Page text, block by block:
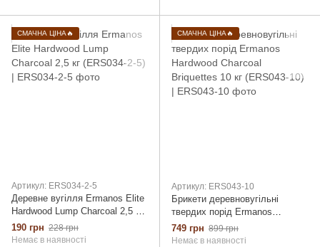
СМАЧНА ЦІНА🔥
Артикул: ERS034-2-5
Деревне вугілля Ermanos Elite
Hardwood Lump Charcoal 2,5 кг
(ERS034-2-5)
190 грн 228 грн
Немає в наявності
СМАЧНА ЦІНА🔥
Артикул: ERS043-10
Брикети деревновугільні
твердих порід Ermanos
Hardwood Charcoal Briquettes
10 кг (ERS043-10)
749 грн 899 грн
Немає в наявності